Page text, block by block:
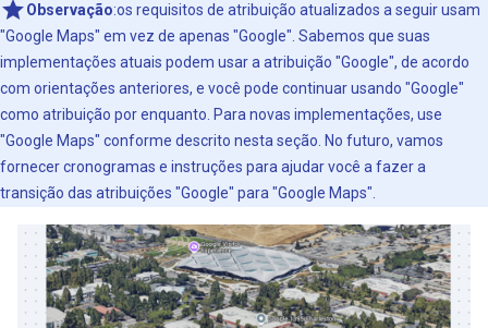
Observação:os requisitos de atribuição atualizados a seguir usam
"Google Maps" em vez de apenas "Google". Sabemos que suas
implementações atuais podem usar a atribuição "Google", de acordo
com orientações anteriores, e você pode continuar usando "Google"
como atribuição por enquanto. Para novas implementações, use
"Google Maps" conforme descrito nesta seção. No futuro, vamos
fornecer cronogramas e instruções para ajudar você a fazer a
transição das atribuições "Google" para "Google Maps".